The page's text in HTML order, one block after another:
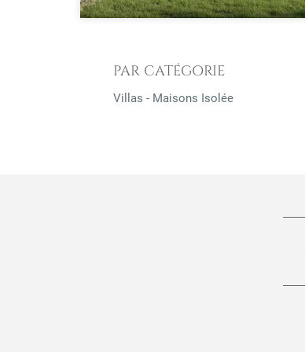
PAR CATÉGORIE
Villas - Maisons Isolée